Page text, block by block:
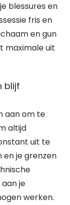
blessures en
fris en
en gun
maximale uit
blijf
aan om te
altijd
uit te
en je grenzen
je
werken.